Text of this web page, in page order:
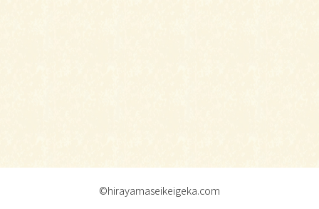
©hirayamaseikeigeka.com